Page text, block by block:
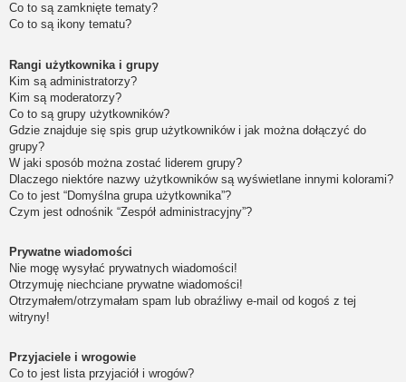
Co to są zamknięte tematy?
Co to są ikony tematu?
Rangi użytkownika i grupy
Kim są administratorzy?
Kim są moderatorzy?
Co to są grupy użytkowników?
Gdzie znajduje się spis grup użytkowników i jak można dołączyć do
grupy?
W jaki sposób można zostać liderem grupy?
Dlaczego niektóre nazwy użytkowników są wyświetlane innymi kolorami?
Co to jest “Domyślna grupa użytkownika”?
Czym jest odnośnik “Zespół administracyjny”?
Prywatne wiadomości
Nie mogę wysyłać prywatnych wiadomości!
Otrzymuję niechciane prywatne wiadomości!
Otrzymałem/otrzymałam spam lub obraźliwy e-mail od kogoś z tej
witryny!
Przyjaciele i wrogowie
Co to jest lista przyjaciół i wrogów?